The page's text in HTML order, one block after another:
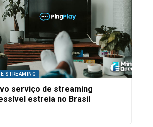
STREAMING
serviço de streaming
estreia no Brasil